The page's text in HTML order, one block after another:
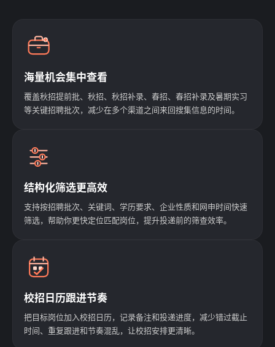
海量机会集中查看
覆盖秋招提前批、秋招、秋招补录、春招、春招补录及暑期实习
等关键招聘批次，减少在多个渠道之间来回搜集信息的时间。
结构化筛选更高效
支持按招聘批次、关键词、学历要求、企业性质和网申时间快速
筛选，帮助你更快定位匹配岗位，提升投递前的筛查效率。
校招日历跟进节奏
把目标岗位加入校招日历，记录备注和投递进度，减少错过截止
时间、重复跟进和节奏混乱，让校招安排更清晰。